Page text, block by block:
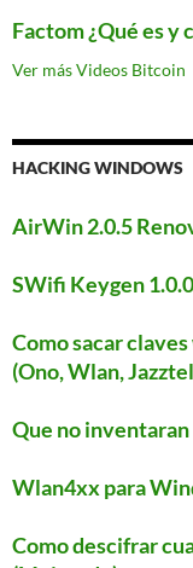
Factom ¿Qué es y
Ver más Videos Bitcoin
HACKING WINDOWS
AirWin 2.0.5
SWifi Keygen
Como sacar
(Ono, Wlan,
Que no
Wlan4xx para
Como descifrar